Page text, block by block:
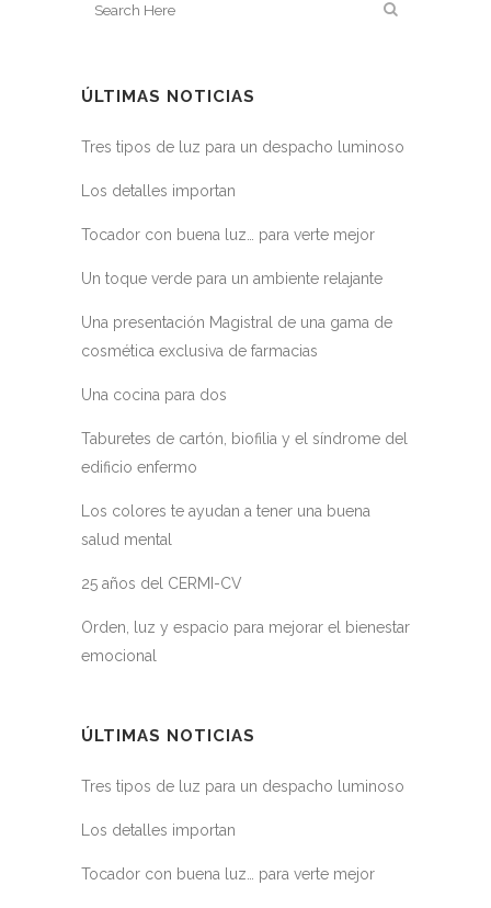
ÚLTIMAS NOTICIAS
Tres tipos de luz para un despacho luminoso
Los detalles importan
Tocador con buena luz… para verte mejor
Un toque verde para un ambiente relajante
Una presentación Magistral de una gama de
cosmética exclusiva de farmacias
Una cocina para dos
Taburetes de cartón, biofilia y el síndrome del
edificio enfermo
Los colores te ayudan a tener una buena
salud mental
25 años del CERMI-CV
Orden, luz y espacio para mejorar el bienestar
emocional
ÚLTIMAS NOTICIAS
Tres tipos de luz para un despacho luminoso
Los detalles importan
Tocador con buena luz… para verte mejor